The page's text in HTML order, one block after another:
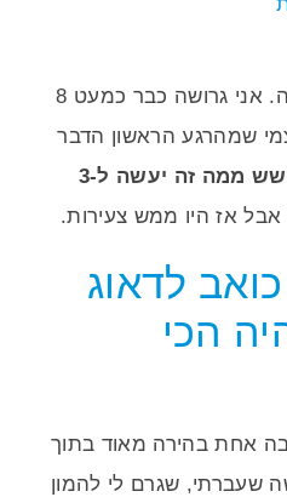
לא סתם אני כותבת את זה. אני גרושה כבר כמעט 8
שמהרגע הראשון הדבר
חשש ממה זה יעשה ל-3
אז היו ממש צעירות.
לדאוג
הכי
אחת בהירה מאוד בתוך
שעברתי, שגרם לי להמון